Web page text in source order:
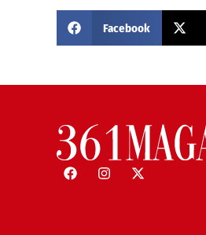
Facebook